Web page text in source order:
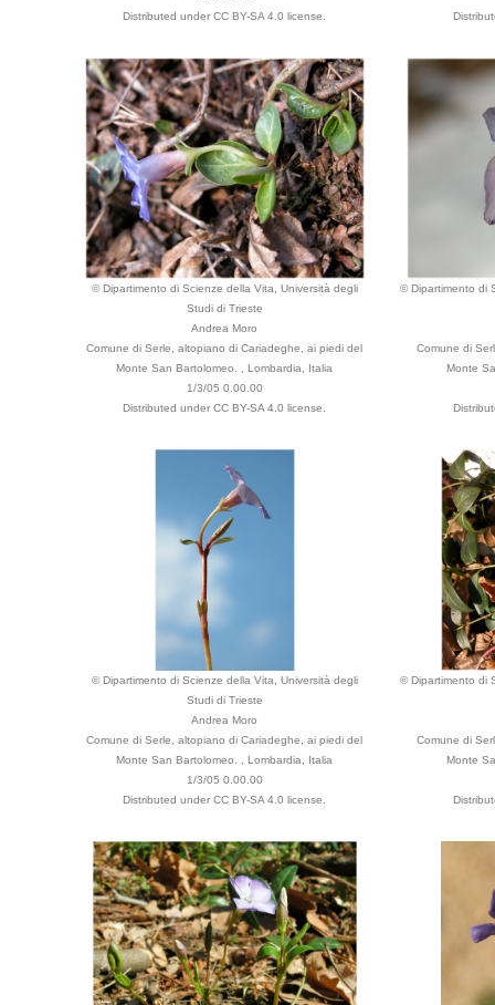
Distributed under CC BY-SA 4.0 license.
© Dipartimento di Scienze della Vita, Università degli
Studi di Trieste
Andrea Moro
Comune di Serle, altopiano di Cariadeghe, ai piedi del
Monte San Bartolomeo. , Lombardia, Italia
1/3/05 0.00.00
Distributed under CC BY-SA 4.0 license.
© Dipartimento di
Comune di
Monte
© Dipartimento di Scienze della Vita, Università degli
Studi di Trieste
Andrea Moro
Comune di Serle, altopiano di Cariadeghe, ai piedi del
Monte San Bartolomeo. , Lombardia, Italia
1/3/05 0.00.00
Distributed under CC BY-SA 4.0 license.
© Dipartimento di
Comune di
Monte